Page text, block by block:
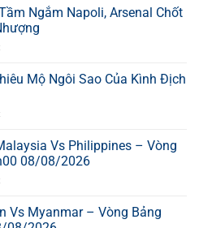
Ngắm Napoli, Arsenal Chốt
Jesus
Arsenal
Chốt
Nhượng
Mộ Ngôi Sao Của Kình Địch
Thủ
Muốn
Chiêu
Sao
Của
Vs Philippines – Vòng
08/08/2026
Kèo
Nhà
Vs Myanmar – Vòng Bảng